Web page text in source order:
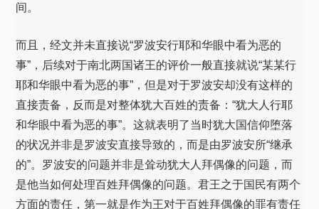
间。
而且，经文并未直接说“罗波安行耶和华眼中看为恶的
事”，后续对于南北两国诸王的评价一般直接就说“某某行
耶和华眼中看为恶的事”，但是对于罗波安却没有这样的
直接责备，反而是对整体犹大百姓的责备：“犹大人行耶
和华眼中看为恶的事”。这就表明了当时犹大国信仰堕落
的状况并非是罗波安直接导致的，而是由罗波安所“继承
的”。罗波安的问题并非是耸动犹大人拜偶像的问题，而
是他当如何处理百姓拜偶像的问题。君王之于国民有两个
方面的责任，第一就是作为王对于百姓拜偶像的罪有责任